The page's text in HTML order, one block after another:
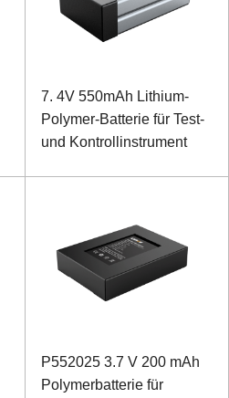
7. 4V 550mAh Lithium-
Polymer-Batterie für Test-
und Kontrollinstrument
P552025 3.7 V 200 mAh
Polymerbatterie für